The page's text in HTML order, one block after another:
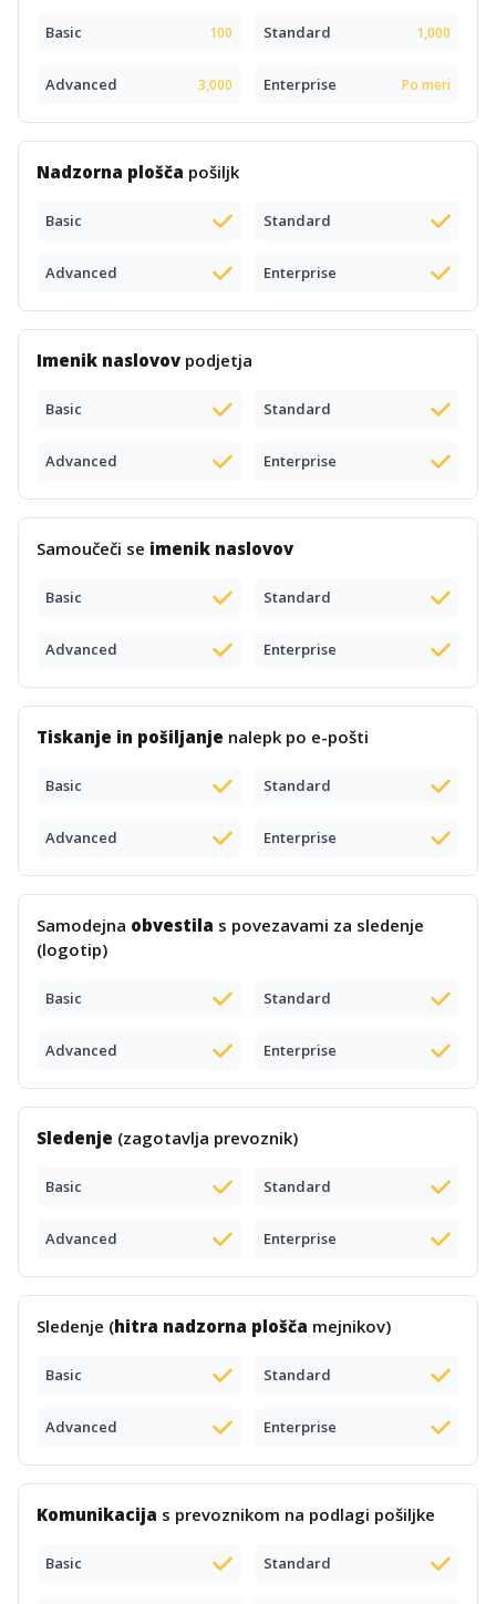
Basic 100 Standard 1,000
Advanced 3,000 Enterprise Po meri
Nadzorna plošča pošiljk
Basic Standard
Advanced Enterprise
Imenik naslovov podjetja
Basic Standard
Advanced Enterprise
Samoučeči se imenik naslovov
Basic Standard
Advanced Enterprise
Tiskanje in pošiljanje nalepk po e-pošti
Basic Standard
Advanced Enterprise
Samodejna obvestila s povezavami za sledenje
(logotip)
Basic Standard
Advanced Enterprise
Sledenje (zagotavlja prevoznik)
Basic Standard
Advanced Enterprise
Sledenje (hitra nadzorna plošča mejnikov)
Basic Standard
Advanced Enterprise
Komunikacija s prevoznikom na podlagi pošiljke
Basic Standard